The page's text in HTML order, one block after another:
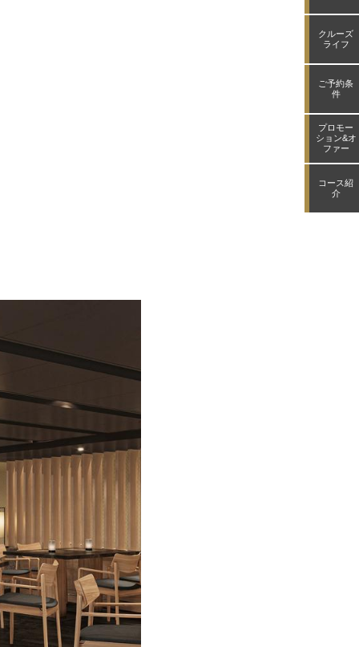
クルーズ
ライフ
ご予約条
件
プロモー
ション&オ
ファー
コース紹
介